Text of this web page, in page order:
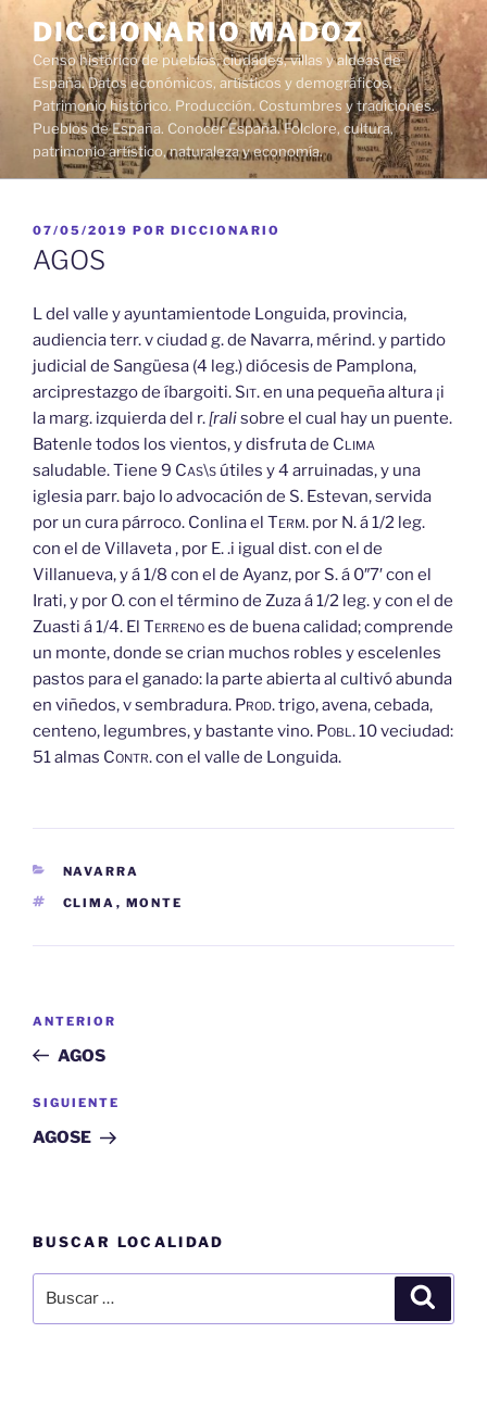
contenido
DICCIONARIO MADOZ
Censo histórico de pueblos, ciudades, villas y aldeas de
España. Datos económicos, artísticos y demográficos.
Patrimonio histórico. Producción. Costumbres y tradiciones.
Pueblos de España. Conocer España. Folclore, cultura,
patrimonio artístico, naturaleza y economía.
PUBLICADO
EL
07/05/2019 POR DICCIONARIO
AGOS
L del valle y ayuntamientode Longuida, provincia,
audiencia terr. v ciudad g. de Navarra, mérind. y partido
judicial de Sangüesa (4 leg.) diócesis de Pamplona,
arciprestazgo de íbargoiti. Sit.en una pequeña altura ¡i
la marg. izquierda del r.[ralisobre el cual hay un puente.
Batenle todos los vientos, y disfruta de Clima
saludable. Tiene 9 Cas\s útiles y 4 arruinadas, y una
iglesia parr. bajo lo advocación de S. Estevan, servida
por un cura párroco. Conlina el Term. por N. á 1/2 leg.
con el de Villaveta , por E. .i igual dist. con el de
Villanueva, y á 1/8 con el de Ayanz, por S. á 0″7′ con el
Irati, y por O. con el término de Zuza á 1/2 leg. y con el de
Zuasti á 1/4. El Terrenoes de buena calidad; comprende
un monte, donde se crian muchos robles y escelenles
pastos para el ganado: la parte abierta al cultivó abunda
en viñedos, v sembradura. Prod.trigo, avena, cebada,
centeno, legumbres, y bastante vino. Pobl.10 veciudad:
51 almas Contr.con el valle de Longuida.
CATEGORÍAS
NAVARRA
ETIQUETAS
CLIMA , MONTE
entradas
Entrada
anterior:
ANTERIOR
AGOS
Siguiente
entrada
SIGUIENTE
AGOSE
BUSCAR LOCALIDAD
por: